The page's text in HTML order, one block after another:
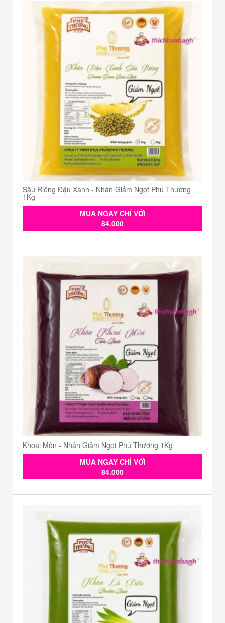
Sầu Riêng Đậu Xanh - Nhân Giảm Ngọt Phú Thương
1Kg
MUA NGAY CHỈ VỚI
84.000
Khoai Môn - Nhân Giảm Ngọt Phú Thương 1Kg
MUA NGAY CHỈ VỚI
84.000